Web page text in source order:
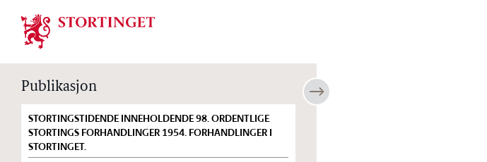
Stortinget.no
Publikasjon
STORTINGSTIDENDE INNEHOLDENDE 98. ORDENTLIGE
STORTINGS FORHANDLINGER 1954. FORHANDLINGER I
STORTINGET.